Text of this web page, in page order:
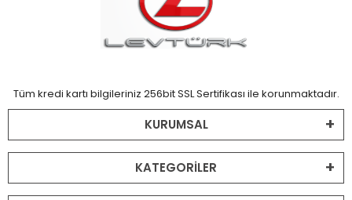
Tüm kredi kartı bilgileriniz 256bit SSL Sertifikası ile korunmaktadır.
KURUMSAL
KATEGORİLER